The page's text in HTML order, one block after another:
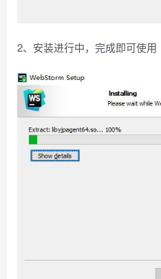
2、安装进行中，完成即可使用